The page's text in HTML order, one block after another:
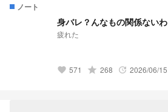
ノート
身バレ？んなもの関係ないわ
疲れた
favorite 571 grade 268 update 2026/06/15